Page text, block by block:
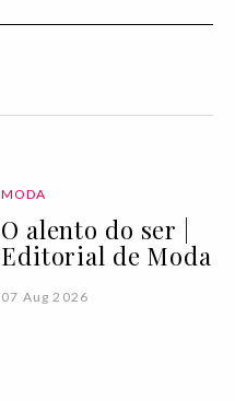
MODA
O alento do ser |
Editorial de Moda
07 Aug 2026